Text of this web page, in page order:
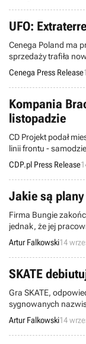
UFO:
Cenega Poland ma
sprzedaży trafiła
Extraterrestrials to
nawiązujące do
90.
Cenega Press Release
Kompania
listopadzie
CD Projekt podał
linii frontu -
RTS-ów minionego
CDP.pl Press Release
Jakie są
Firma Bungie
jednak, że jej
O’Connor ze
projektach. O
udzielonego
Artur Falkowski14
SKATE
Gra SKATE,
sygnowanych
półki sklepowe.
postanowili ukazać
w możliwie wierny
Artur Falkowski14